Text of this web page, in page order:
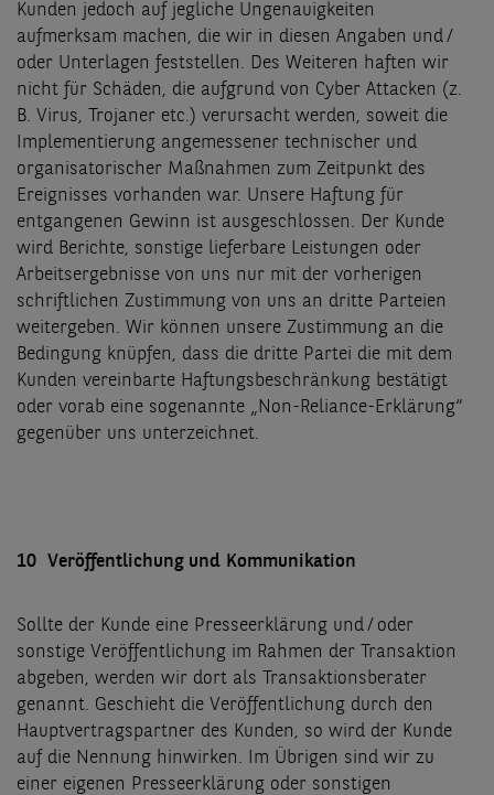
Kunden jedoch auf jegliche Ungenauigkeiten
aufmerksam machen, die wir in diesen Angaben und /
oder Unterlagen feststellen. Des Weiteren haften wir
nicht für Schäden, die aufgrund von Cyber Attacken (z.
B. Virus, Trojaner etc.) verursacht werden, soweit die
Implementierung angemessener technischer und
organisatorischer Maßnahmen zum Zeitpunkt des
Ereignisses vorhanden war. Unsere Haftung für
entgangenen Gewinn ist ausgeschlossen. Der Kunde
wird Berichte, sonstige lieferbare Leistungen oder
Arbeitsergebnisse von uns nur mit der vorherigen
schriftlichen Zustimmung von uns an dritte Parteien
weitergeben. Wir können unsere Zustimmung an die
Bedingung knüpfen, dass die dritte Partei die mit dem
Kunden vereinbarte Haftungsbeschränkung bestätigt
oder vorab eine sogenannte „Non-Reliance-Erklärung“
gegenüber uns unterzeichnet.
10 Veröffentlichung und Kommunikation
Sollte der Kunde eine Presseerklärung und / oder
sonstige Veröffentlichung im Rahmen der Transaktion
abgeben, werden wir dort als Transaktionsberater
genannt. Geschieht die Veröffentlichung durch den
Hauptvertragspartner des Kunden, so wird der Kunde
auf die Nennung hinwirken. Im Übrigen sind wir zu
einer eigenen Presseerklärung oder sonstigen